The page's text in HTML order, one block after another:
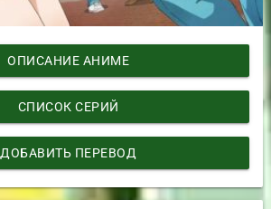
ОПИСАНИЕ АНИМЕ
СПИСОК СЕРИЙ
ДОБАВИТЬ ПЕРЕВОД